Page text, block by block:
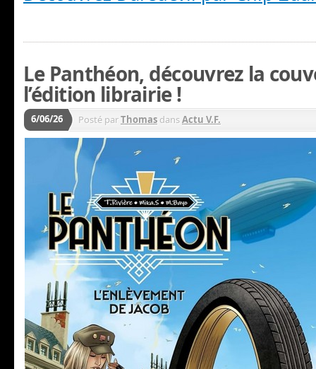
Le Panthéon, découvrez la
l’édition librairie !
6/06/26 Posté parThomas dansActu V.F.